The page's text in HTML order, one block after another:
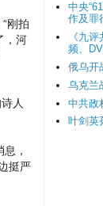
刚拍
，河
人
，
挺严
中央
作及罪
《九
频、
俄乌开
乌克兰
中共政
叶剑英